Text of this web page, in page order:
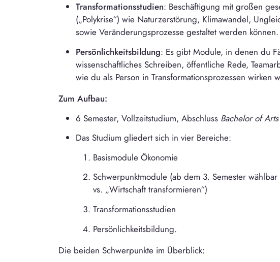
Transformationsstudien: Beschäftigung mit großen
(„Polykrise“) wie Naturzerstörung, Klimawandel,
sowie Veränderungsprozesse gestaltet werden können.
Persönlichkeitsbildung: Es gibt Module, in denen du
wissenschaftliches Schreiben, öffentliche Rede,
wie du als Person in Transformationsprozessen wirken
Zum Aufbau:
6 Semester, Vollzeitstudium, Abschluss Bachelor of Arts
Das Studium gliedert sich in vier Bereiche:
Basismodule Ökonomie
Schwerpunktmodule (ab dem 3. Semester
vs. „Wirtschaft transformieren“)
Transformationsstudien
Persönlichkeitsbildung.
Die beiden Schwerpunkte im Überblick: